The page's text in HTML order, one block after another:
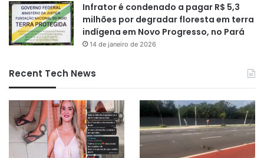
Infrator é condenado a pagar R$ 5,3
milhões por degradar floresta em terra
indígena em Novo Progresso, no Pará
14 de janeiro de 2026
Recent Tech News